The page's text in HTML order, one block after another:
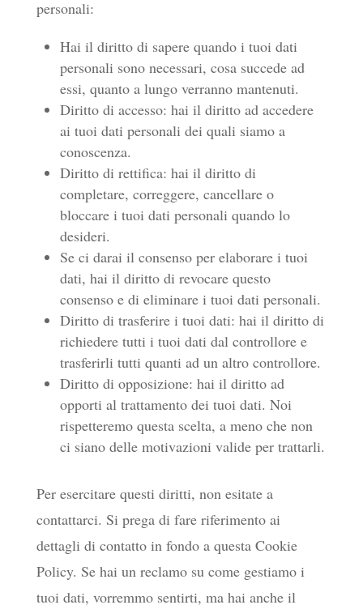
personali:
Hai il diritto di sapere quando i tuoi dati
personali sono necessari, cosa succede ad
essi, quanto a lungo verranno mantenuti.
Diritto di accesso: hai il diritto ad accedere
ai tuoi dati personali dei quali siamo a
conoscenza.
Diritto di rettifica: hai il diritto di
completare, correggere, cancellare o
bloccare i tuoi dati personali quando lo
desideri.
Se ci darai il consenso per elaborare i tuoi
dati, hai il diritto di revocare questo
consenso e di eliminare i tuoi dati personali.
Diritto di trasferire i tuoi dati: hai il diritto di
richiedere tutti i tuoi dati dal controllore e
trasferirli tutti quanti ad un altro controllore.
Diritto di opposizione: hai il diritto ad
opporti al trattamento dei tuoi dati. Noi
rispetteremo questa scelta, a meno che non
ci siano delle motivazioni valide per trattarli.
Per esercitare questi diritti, non esitate a
contattarci. Si prega di fare riferimento ai
dettagli di contatto in fondo a questa Cookie
Policy. Se hai un reclamo su come gestiamo i
tuoi dati, vorremmo sentirti, ma hai anche il